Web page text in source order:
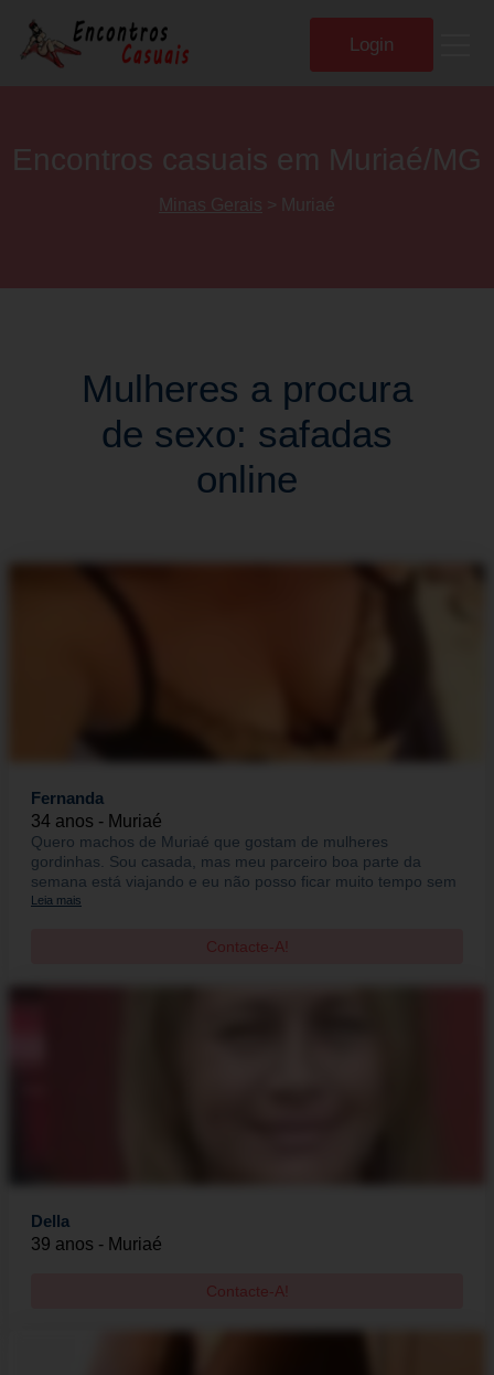
Login
Sexo ao vivo
Encontros casuais em Muriaé/MG
Minas Gerais > Muriaé
Mulheres a procura
de sexo: safadas
online
Fernanda
34 anos - Muriaé
Quero machos de Muriaé que gostam de mulheres
gordinhas. Sou casada, mas meu parceiro boa parte da
semana está viajando e eu não posso ficar muito tempo sem
Leia mais
Contacte-A!
Della
39 anos - Muriaé
Contacte-A!